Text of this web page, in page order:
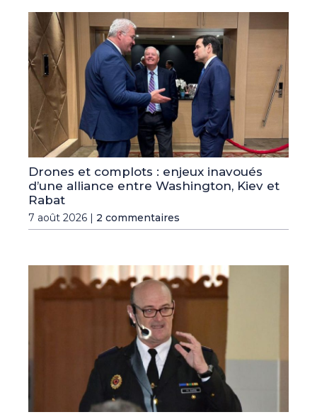
Drones et complots : enjeux inavoués
d’une alliance entre Washington, Kiev et
Rabat
7 août 2026 | 2 commentaires